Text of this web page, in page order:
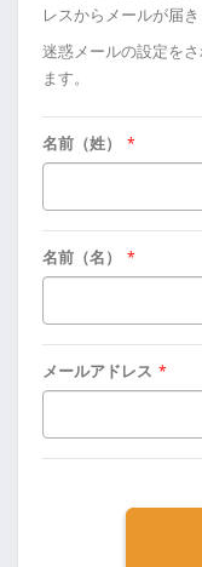
レスからメールが届き
迷惑メールの設定を
ます。
名前（姓） *
名前（名） *
メールアドレス *